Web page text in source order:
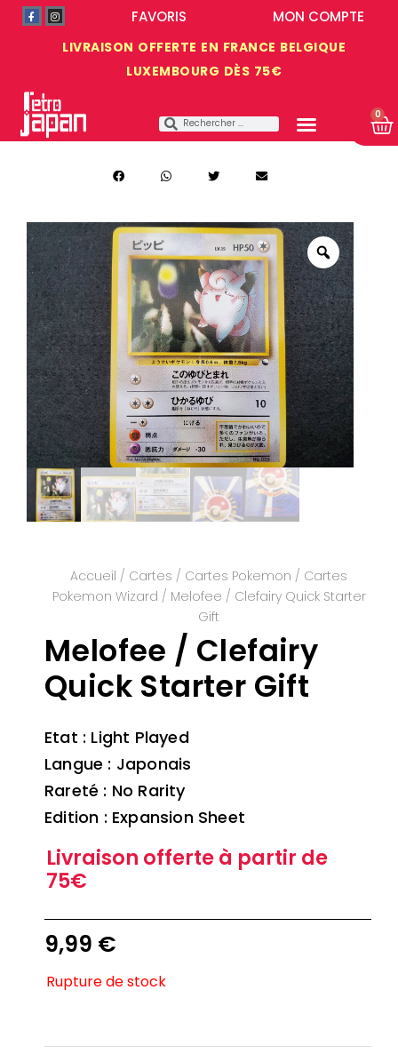
LIVRAISON OFFERTE EN FRANCE BELGIQUE
LUXEMBOURG DÈS 75€
MON COMPTE
FAVORIS
0
Accueil / Cartes / Cartes Pokemon / Cartes
Pokemon Wizard / Melofee / Clefairy Quick Starter
Gift
Melofee / Clefairy
Quick Starter Gift
Etat : Light Played
Langue : Japonais
Rareté : No Rarity
Edition : Expansion Sheet
Livraison offerte à partir de
75€
9,99 €
Rupture de stock